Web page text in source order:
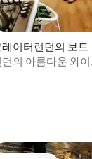
점), 후기 120개
레이터런던의 보트
던의 아름다운 와